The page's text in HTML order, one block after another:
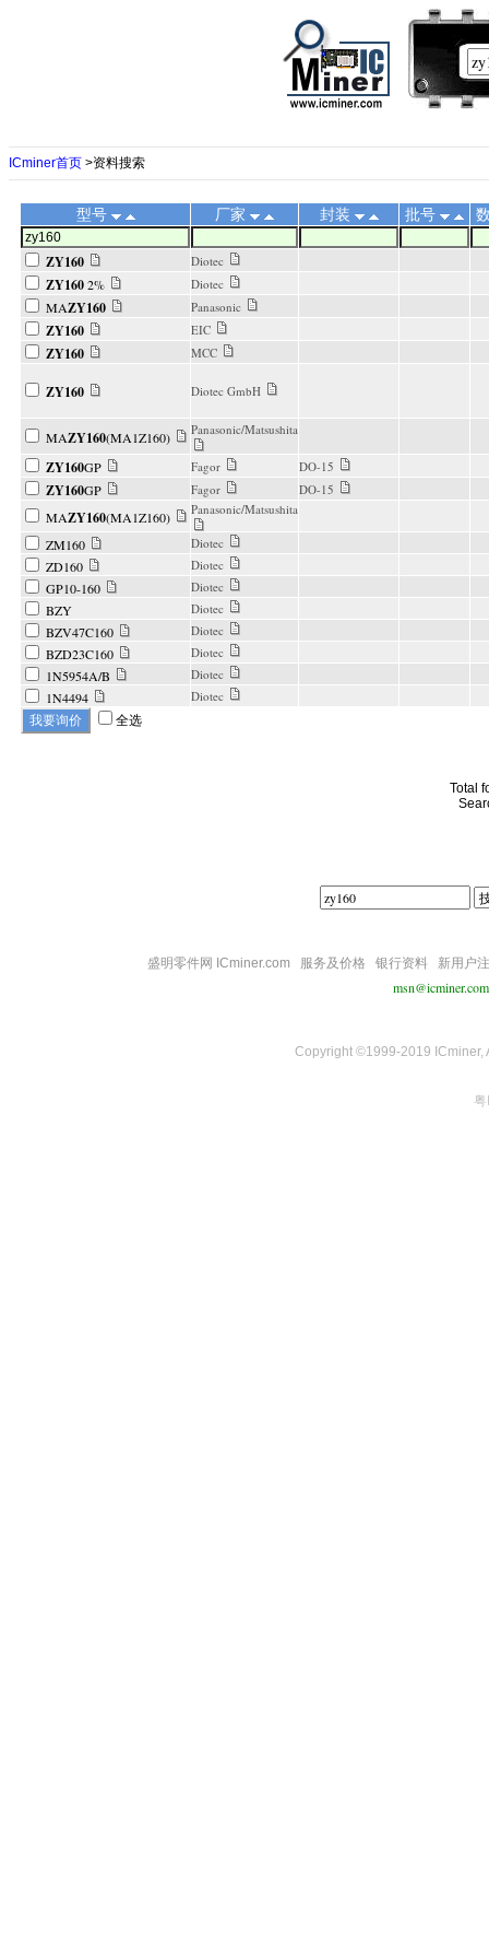
ICminer首页 >资料搜索
型号 厂家 封装 批号
ZY160 Diotec
ZY1602% Diotec
MAZY160 Panasonic
ZY160 EIC
ZY160 MCC
ZY160 Diotec GmbH
MAZY160(MA1Z160) Panasonic/Matsushita
ZY160GP Fagor DO-15
ZY160GP Fagor DO-15
MAZY160(MA1Z160) Panasonic/Matsushita
ZM160 Diotec
ZD160 Diotec
GP10-160 Diotec
BZY Diotec
BZV47C160 Diotec
BZD23C160 Diotec
1N5954A/B Diotec
1N4494 Diotec
全选
Total
盛明零件网 ICminer.com 服务及价格 银行资料 新用户
msn@icminer.com
Copyright ©1999-2019 ICminer,